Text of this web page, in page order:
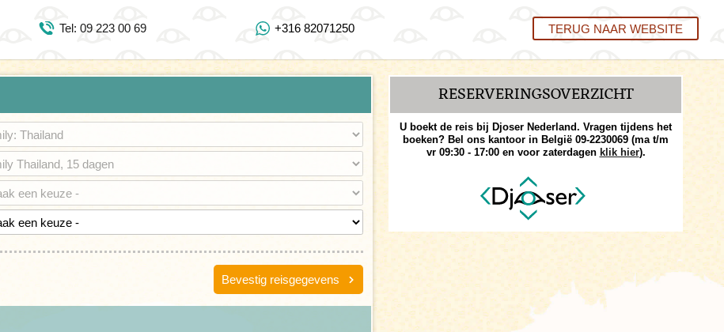
Tel: 09 223 00 69
https://www.youtube.com/user/DjoserWebsite
https://www.instagram.com/djoser_reizen/
Tel: 09 223 00 69 +316 82071250 TERUG NAAR WEBSITE
Bevestig reisgegevens
RESERVERINGS­OVERZICHT
U boekt de reis bij Djoser Nederland. Vragen tijdens het
boeken? Bel ons kantoor in België 09-2230069 (ma t/m
vr 09:30 - 17:00 en voor zaterdagen klik hier).